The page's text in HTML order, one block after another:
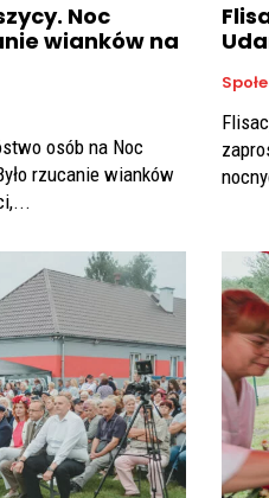
Noc
wianków na
osób na Noc
rzucanie wianków